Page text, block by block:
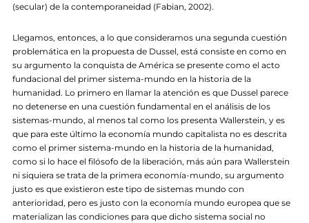
(secular) de la contemporaneidad (Fabian, 2002).
Llegamos, entonces, a lo que consideramos una segunda cuestión
problemática en la propuesta de Dussel, está consiste en como en
su argumento la conquista de América se presente como el acto
fundacional del primer sistema-mundo en la historia de la
humanidad. Lo primero en llamar la atención es que Dussel parece
no detenerse en una cuestión fundamental en el análisis de los
sistemas-mundo, al menos tal como los presenta Wallerstein, y es
que para este último la economía mundo capitalista no es descrita
como el primer sistema-mundo en la historia de la humanidad,
como si lo hace el filósofo de la liberación, más aún para Wallerstein
ni siquiera se trata de la primera economía-mundo, su argumento
justo es que existieron este tipo de sistemas mundo con
anterioridad, pero es justo con la economía mundo europea que se
materializan las condiciones para que dicho sistema social no